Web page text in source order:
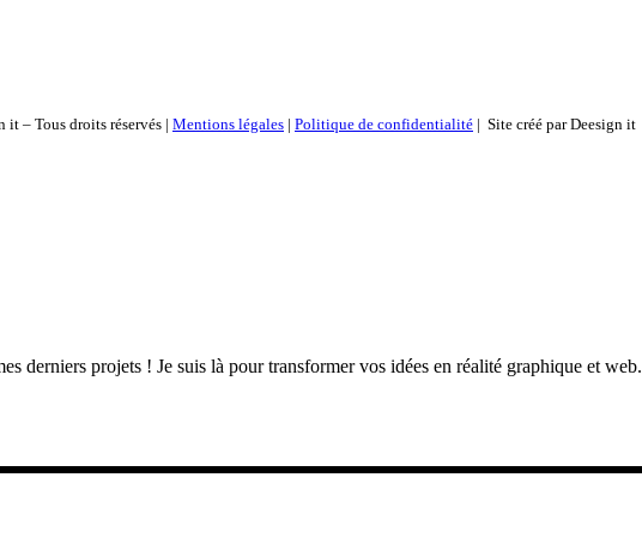
it – Tous droits réservés | Mentions légales | Politique de confidentialité | Site créé par Deesign it
derniers projets ! Je suis là pour transformer vos idées en réalité graphique et web.